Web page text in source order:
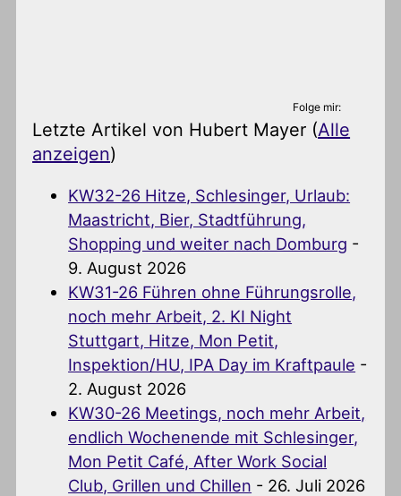
Folge mir:
Letzte Artikel von Hubert Mayer (Alle
anzeigen)
KW32-26 Hitze, Schlesinger, Urlaub:
Maastricht, Bier, Stadtführung,
Shopping und weiter nach Domburg -
9. August 2026
KW31-26 Führen ohne Führungsrolle,
noch mehr Arbeit, 2. KI Night
Stuttgart, Hitze, Mon Petit,
Inspektion/HU, IPA Day im Kraftpaule -
2. August 2026
KW30-26 Meetings, noch mehr Arbeit,
endlich Wochenende mit Schlesinger,
Mon Petit Café, After Work Social
Club, Grillen und Chillen - 26. Juli 2026